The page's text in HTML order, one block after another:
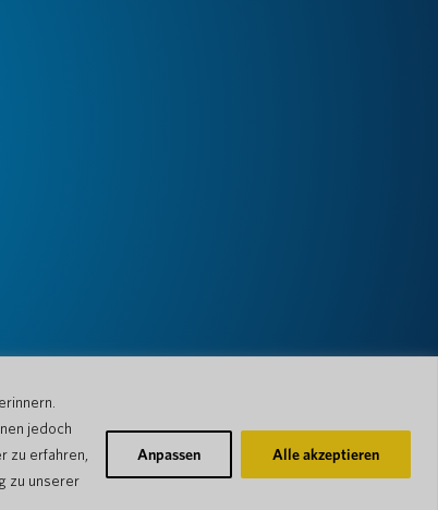
jedoch
zu erfahren,
zu unserer
Anpassen Alle akzeptieren